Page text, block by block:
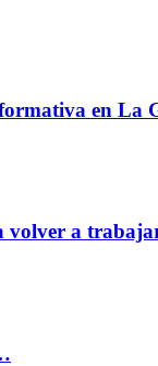
en
volver a